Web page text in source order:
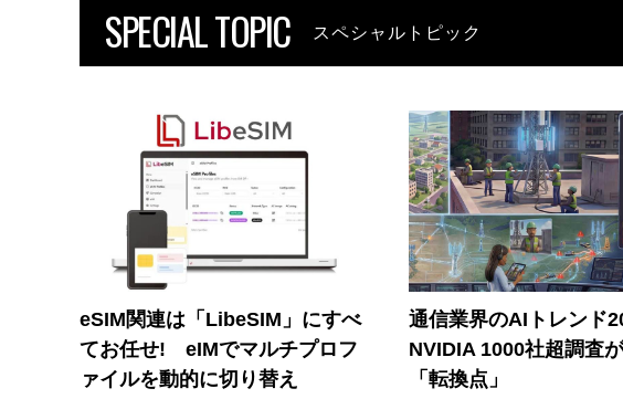
SPECIAL TOPIC スペシャルトピック
eSIM関連は「LibeSIM」にすべ
てお任せ! eIMでマルチプロフ
ァイルを動的に切り替え
通信業界のAIトレンド
NVIDIA 1000社超調査
「転換点」